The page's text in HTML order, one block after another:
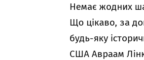
Немає жодних
Що цікаво, за
будь-яку
США Авраам